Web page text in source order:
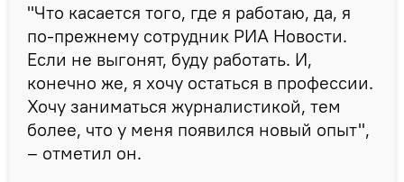
"Что касается того, где я работаю, да, я
по-прежнему сотрудник РИА Новости.
Если не выгонят, буду работать. И,
конечно же, я хочу остаться в профессии.
Хочу заниматься журналистикой, тем
более, что у меня появился новый опыт",
– отметил он.